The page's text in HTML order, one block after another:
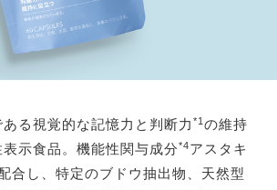
る視覚的な記憶力と判断力 *1 の維持
示食品。機能性関与成分*4アスタキ
合し、特定のブドウ抽出物、天然型